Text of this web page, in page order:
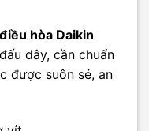
hòa Daikin
dây, cần chuẩn
được suôn sẻ, an